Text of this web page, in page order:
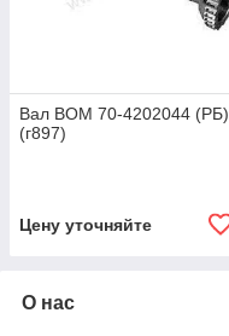
Вал ВОМ 70-4202044 (РБ)
(г897)
Цену уточняйте
О нас